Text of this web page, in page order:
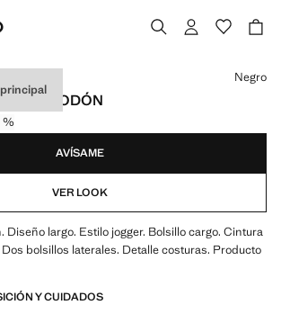
ALGODÓN
[17,99 € ]
]
%
Negro
AVÍSAME
VER LOOK
Diseño largo. Estilo jogger. Bolsillo cargo. Cintura
bolsillos laterales. Detalle costuras. Producto
Y CUIDADOS